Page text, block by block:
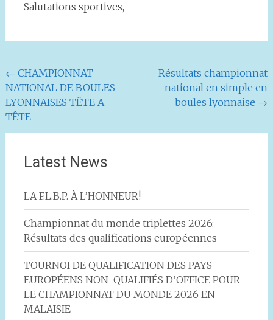
Salutations sportives,
Navigation
de
l'article
← CHAMPIONNAT
NATIONAL DE BOULES
LYONNAISES TÊTE A
TÊTE
Résultats championnat
national en simple en
boules lyonnaise →
Latest News
LA F.L.B.P. À L’HONNEUR!
Championnat du monde triplettes 2026:
Résultats des qualifications européennes
TOURNOI DE QUALIFICATION DES PAYS
EUROPÉENS NON-QUALIFIÉS D’OFFICE POUR
LE CHAMPIONNAT DU MONDE 2026 EN
MALAISIE